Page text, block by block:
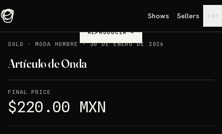
Shows Sellers EN ▾
REPRODUCIR→
SOLD
·MODA HOMBRE ·30 DE ENERO DE 2026
Artículo de Onda
FINAL PRICE
$220.00 MXN